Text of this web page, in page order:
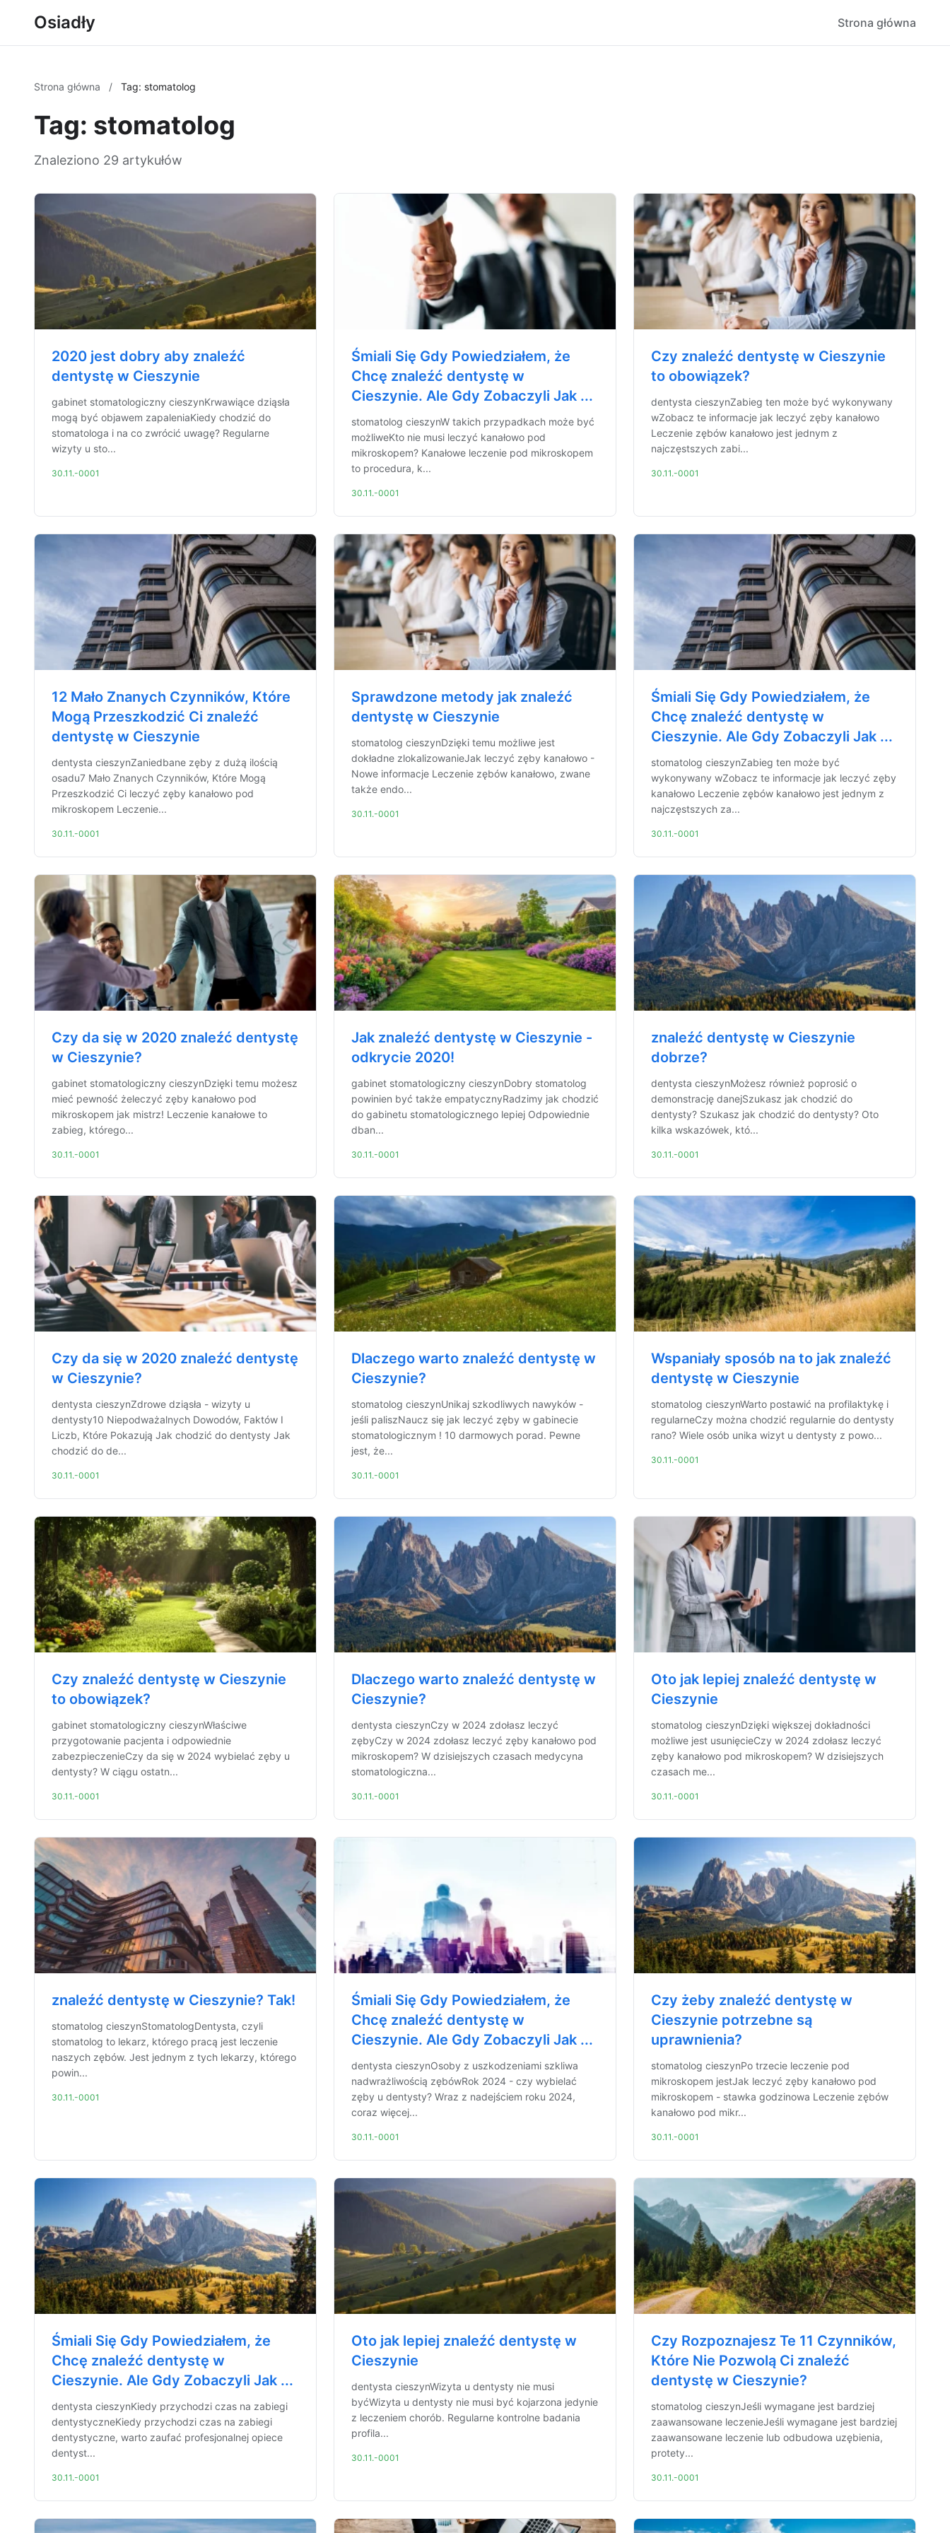
Osiadły Strona główna
Strona główna / Tag: stomatolog
Tag: stomatolog
Znaleziono 29 artykułów
2020 jest dobry aby znaleźć
dentystę w Cieszynie
gabinet stomatologiczny cieszynKrwawiące dziąsła
mogą być objawem zapaleniaKiedy chodzić do
stomatologa i na co zwrócić uwagę? Regularne
wizyty u sto...
30.11.-0001
Śmiali Się Gdy Powiedziałem, że
Chcę znaleźć dentystę w
Cieszynie. Ale Gdy Zobaczyli Jak ...
stomatolog cieszynW takich przypadkach może być
możliweKto nie musi leczyć kanałowo pod
mikroskopem? Kanałowe leczenie pod mikroskopem
to procedura, k...
30.11.-0001
Czy znaleźć dentystę w Cieszynie
to obowiązek?
dentysta cieszynZabieg ten może być wykonywany
wZobacz te informacje jak leczyć zęby kanałowo
Leczenie zębów kanałowo jest jednym z
najczęstszych zabi...
30.11.-0001
12 Mało Znanych Czynników, Które
Mogą Przeszkodzić Ci znaleźć
dentystę w Cieszynie
dentysta cieszynZaniedbane zęby z dużą ilością
osadu7 Mało Znanych Czynników, Które Mogą
Przeszkodzić Ci leczyć zęby kanałowo pod
mikroskopem Leczenie...
30.11.-0001
Sprawdzone metody jak znaleźć
dentystę w Cieszynie
stomatolog cieszynDzięki temu możliwe jest
dokładne zlokalizowanieJak leczyć zęby kanałowo -
Nowe informacje Leczenie zębów kanałowo, zwane
także endo...
30.11.-0001
Śmiali Się Gdy Powiedziałem, że
Chcę znaleźć dentystę w
Cieszynie. Ale Gdy Zobaczyli Jak ...
stomatolog cieszynZabieg ten może być
wykonywany wZobacz te informacje jak leczyć zęby
kanałowo Leczenie zębów kanałowo jest jednym z
najczęstszych za...
30.11.-0001
Czy da się w 2020 znaleźć dentystę
w Cieszynie?
gabinet stomatologiczny cieszynDzięki temu możesz
mieć pewność żeleczyć zęby kanałowo pod
mikroskopem jak mistrz! Leczenie kanałowe to
zabieg, którego...
30.11.-0001
Jak znaleźć dentystę w Cieszynie -
odkrycie 2020!
gabinet stomatologiczny cieszynDobry stomatolog
powinien być także empatycznyRadzimy jak chodzić
do gabinetu stomatologicznego lepiej Odpowiednie
dban...
30.11.-0001
znaleźć dentystę w Cieszynie
dobrze?
dentysta cieszynMożesz również poprosić o
demonstrację danejSzukasz jak chodzić do
dentysty? Szukasz jak chodzić do dentysty? Oto
kilka wskazówek, któ...
30.11.-0001
Czy da się w 2020 znaleźć dentystę
w Cieszynie?
dentysta cieszynZdrowe dziąsła - wizyty u
dentysty10 Niepodważalnych Dowodów, Faktów I
Liczb, Które Pokazują Jak chodzić do dentysty Jak
chodzić do de...
30.11.-0001
Dlaczego warto znaleźć dentystę w
Cieszynie?
stomatolog cieszynUnikaj szkodliwych nawyków -
jeśli paliszNaucz się jak leczyć zęby w gabinecie
stomatologicznym ! 10 darmowych porad. Pewne
jest, że...
30.11.-0001
Wspaniały sposób na to jak znaleźć
dentystę w Cieszynie
stomatolog cieszynWarto postawić na profilaktykę i
regularneCzy można chodzić regularnie do dentysty
rano? Wiele osób unika wizyt u dentysty z powo...
30.11.-0001
Czy znaleźć dentystę w Cieszynie
to obowiązek?
gabinet stomatologiczny cieszynWłaściwe
przygotowanie pacjenta i odpowiednie
zabezpieczenieCzy da się w 2024 wybielać zęby u
dentysty? W ciągu ostatn...
30.11.-0001
Dlaczego warto znaleźć dentystę w
Cieszynie?
dentysta cieszynCzy w 2024 zdołasz leczyć
zębyCzy w 2024 zdołasz leczyć zęby kanałowo pod
mikroskopem? W dzisiejszych czasach medycyna
stomatologiczna...
30.11.-0001
Oto jak lepiej znaleźć dentystę w
Cieszynie
stomatolog cieszynDzięki większej dokładności
możliwe jest usunięcieCzy w 2024 zdołasz leczyć
zęby kanałowo pod mikroskopem? W dzisiejszych
czasach me...
30.11.-0001
znaleźć dentystę w Cieszynie? Tak!
stomatolog cieszynStomatologDentysta, czyli
stomatolog to lekarz, którego pracą jest leczenie
naszych zębów. Jest jednym z tych lekarzy, którego
powin...
30.11.-0001
Śmiali Się Gdy Powiedziałem, że
Chcę znaleźć dentystę w
Cieszynie. Ale Gdy Zobaczyli Jak ...
dentysta cieszynOsoby z uszkodzeniami szkliwa
nadwrażliwością zębówRok 2024 - czy wybielać
zęby u dentysty? Wraz z nadejściem roku 2024,
coraz więcej...
30.11.-0001
Czy żeby znaleźć dentystę w
Cieszynie potrzebne są
uprawnienia?
stomatolog cieszynPo trzecie leczenie pod
mikroskopem jestJak leczyć zęby kanałowo pod
mikroskopem - stawka godzinowa Leczenie zębów
kanałowo pod mikr...
30.11.-0001
Śmiali Się Gdy Powiedziałem, że
Chcę znaleźć dentystę w
Cieszynie. Ale Gdy Zobaczyli Jak ...
dentysta cieszynKiedy przychodzi czas na zabiegi
dentystyczneKiedy przychodzi czas na zabiegi
dentystyczne, warto zaufać profesjonalnej opiece
dentyst...
30.11.-0001
Oto jak lepiej znaleźć dentystę w
Cieszynie
dentysta cieszynWizyta u dentysty nie musi
byćWizyta u dentysty nie musi być kojarzona jedynie
z leczeniem chorób. Regularne kontrolne badania
profila...
30.11.-0001
Czy Rozpoznajesz Te 11 Czynników,
Które Nie Pozwolą Ci znaleźć
dentystę w Cieszynie?
stomatolog cieszynJeśli wymagane jest bardziej
zaawansowane leczenieJeśli wymagane jest bardziej
zaawansowane leczenie lub odbudowa uzębienia,
protety...
30.11.-0001